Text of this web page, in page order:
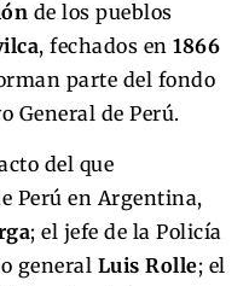
de los pueblos
, fechados en 1866
parte del fondo
General de Perú.
del que
Perú en Argentina,
; el jefe de la Policía
general Luis Rolle; el